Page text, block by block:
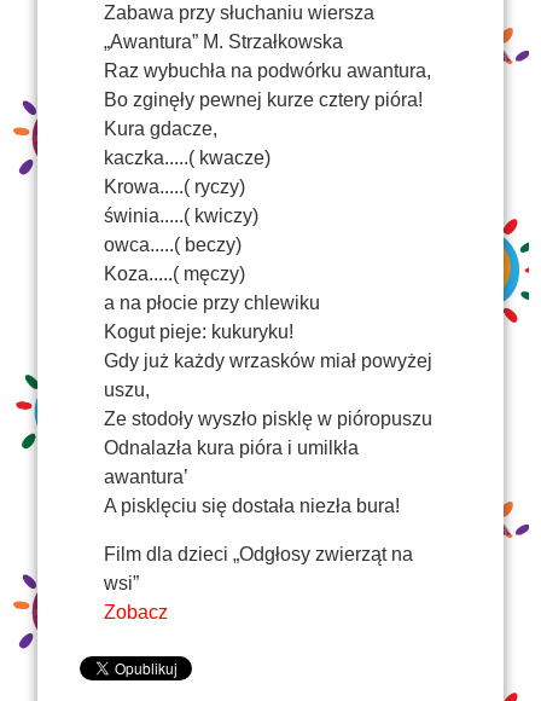
Zabawa przy słuchaniu wiersza
„Awantura” M. Strzałkowska
Raz wybuchła na podwórku awantura,
Bo zginęły pewnej kurze cztery pióra!
Kura gdacze,
kaczka.....( kwacze)
Krowa.....( ryczy)
świnia.....( kwiczy)
owca.....( beczy)
Koza.....( męczy)
a na płocie przy chlewiku
Kogut pieje: kukuryku!
Gdy już każdy wrzasków miał powyżej
uszu,
Ze stodoły wyszło pisklę w pióropuszu
Odnalazła kura pióra i umilkła
awantura’
A pisklęciu się dostała niezła bura!
Film dla dzieci „Odgłosy zwierząt na
wsi”
Zobacz